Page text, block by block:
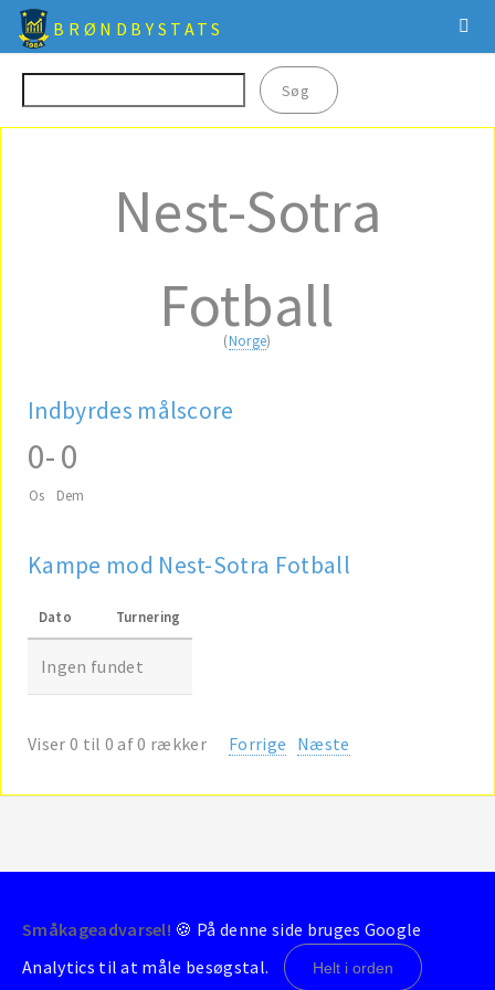
BRØNDBYSTATS
Nest-Sotra
Fotball
(Norge)
Indbyrdes målscore
0
Os
-0
Dem
Kampe mod Nest-Sotra Fotball
Dato Turnering
Ingen fundet
Viser 0 til 0 af 0 rækker Forrige Næste
© 2004-2026 - BrondbyStats
Småkageadvarsel! 🍪 På denne side bruges Google
Analytics til at måle besøgstal.
Helt i orden